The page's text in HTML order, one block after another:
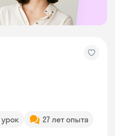
урок 27 лет опыта